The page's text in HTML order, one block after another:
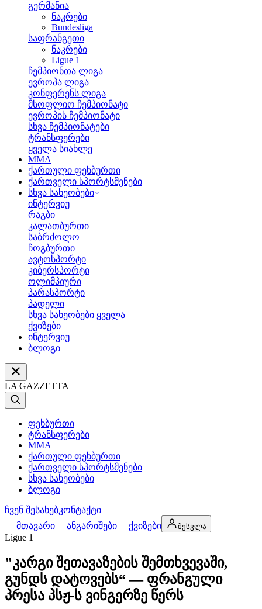
გერმანია
ნაკრები
Bundesliga
საფრანგეთი
ნაკრები
Ligue 1
ჩემპიონთა ლიგა
ევროპა ლიგა
კონფერენს ლიგა
მსოფლიო ჩემპიონატი
ევროპის ჩემპიონატი
სხვა ჩემპიონატები
ტრანსფერები
ყველა სიახლე
MMA
ქართული ფეხბურთი
ქართველი სპორტსმენები
სხვა სახეობები
ინტერვიუ
რაგბი
კალათბურთი
საბრძოლო
ჩოგბურთი
ავტოსპორტი
კიბერსპორტი
ოლიმპიური
პარასპორტი
პადელი
სხვა სახეობები ყველა
ქვიზები
ინტერვიუ
ბლოგი
LA GAZZETTA
ფეხბურთი
ტრანსფერები
MMA
ქართული ფეხბურთი
ქართველი სპორტსმენები
სხვა სახეობები
ბლოგი
ჩვენ შესახებკონტაქტი
მთავარი
ანგარიშები ქვიზები შესვლა
Ligue 1
"კარგი შეთავაზების შემთხვევაში,
გუნდს დატოვებს“ — ფრანგული
პრესა პსჟ-ს ვინგერზე წერს